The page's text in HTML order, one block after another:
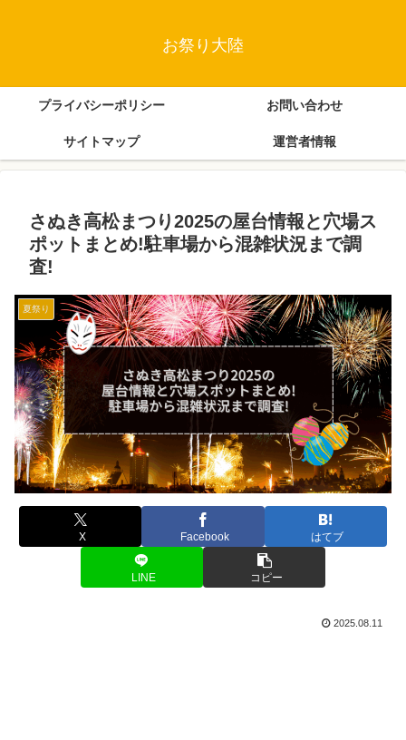
お祭り大陸
プライバシーポリシー お問い合わせ
サイトマップ 運営者情報
さぬき高松まつり2025の屋台情報と穴場ス
ポットまとめ!駐車場から混雑状況まで調
査!
夏祭り
X Facebook はてブ
LINE コピー
2025.08.11